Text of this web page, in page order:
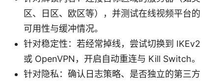
区、日区、欧区等），并测试在线视频平台的
可用性与缓冲情况。
针对稳定性：若经常掉线，尝试切换到 IKEv2
或 OpenVPN，开启自动重连与 Kill Switch。
针对隐私：确认日志策略、是否独立的第三方